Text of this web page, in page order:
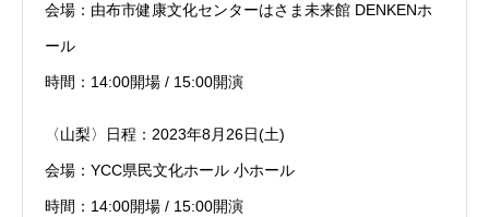
会場：由布市健康文化センターはさま未来館 DENKENホ
ール
時間：14:00開場 / 15:00開演
〈山梨〉日程：2023年8月26日(土)
会場：YCC県民文化ホール 小ホール
時間：14:00開場 / 15:00開演